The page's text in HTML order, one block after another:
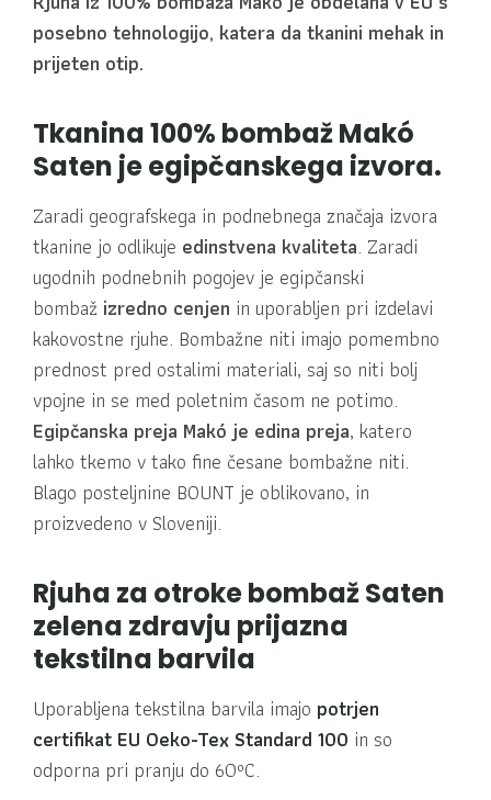
posebno tehnologijo, katera da tkanini mehak in
prijeten otip.
Tkanina 100% bombaž Makó
Saten je egipčanskega izvora.
Zaradi geografskega in podnebnega značaja izvora
tkanine jo odlikuje edinstvena kvaliteta. Zaradi
ugodnih podnebnih pogojev je egipčanski
bombaž izredno cenjen in uporabljen pri izdelavi
kakovostne rjuhe. Bombažne niti imajo pomembno
prednost pred ostalimi materiali, saj so niti bolj
vpojne in se med poletnim časom ne potimo.
Egipčanska preja Makó je edina preja, katero
lahko tkemo v tako fine česane bombažne niti.
Blago posteljnine BOUNT je oblikovano, in
proizvedeno v Sloveniji.
Rjuha za otroke bombaž Saten
zelena zdravju prijazna
tekstilna barvila
Uporabljena tekstilna barvila imajo potrjen
certifikat EU Oeko-Tex Standard 100 in so
odporna pri pranju do 60ºC.